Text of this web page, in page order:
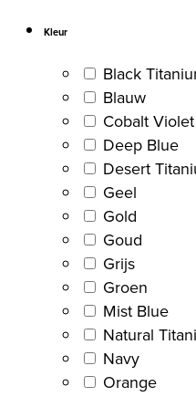
Kleur
Black
Blauw
Cobalt Violet
Deep Blue
Desert
Geel
Gold
Goud
Grijs
Groen
Mist Blue
Natural
Navy
Orange